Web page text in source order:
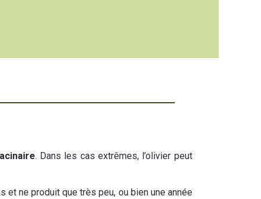
. Dans les cas extrêmes, l’olivier peut
et ne produit que très peu, ou bien une année